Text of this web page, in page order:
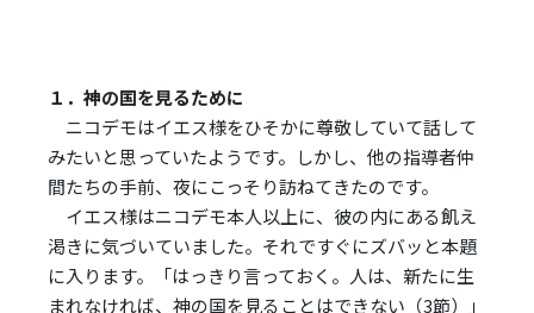
１．神の国を見るために
ニコデモはイエス様をひそかに尊敬していて話して
みたいと思っていたようです。しかし、他の指導者仲
間たちの手前、夜にこっそり訪ねてきたのです。
イエス様はニコデモ本人以上に、彼の内にある飢え
渇きに気づいていました。それですぐにズバッと本題
に入ります。「はっきり言っておく。人は、新たに生
まれなければ、神の国を見ることはできない（3節）」